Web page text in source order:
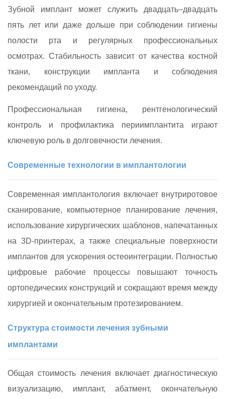
Зубной имплант может служить двадцать–двадцать
пять лет или даже дольше при соблюдении гигиены
полости рта и регулярных профессиональных
осмотрах. Стабильность зависит от качества костной
ткани, конструкции импланта и соблюдения
рекомендаций по уходу.
Профессиональная гигиена, рентгенологический
контроль и профилактика периимплантита играют
ключевую роль в долговечности лечения.
Современные технологии в имплантологии
Современная имплантология включает внутриротовое
сканирование, компьютерное планирование лечения,
использование хирургических шаблонов, напечатанных
на 3D‑принтерах, а также специальные поверхности
имплантов для ускорения остеоинтеграции. Полностью
цифровые рабочие процессы повышают точность
ортопедических конструкций и сокращают время между
хирургией и окончательным протезированием.
Структура стоимости лечения зубными
имплантами
Общая стоимость лечения включает диагностическую
визуализацию, имплант, абатмент, окончательную